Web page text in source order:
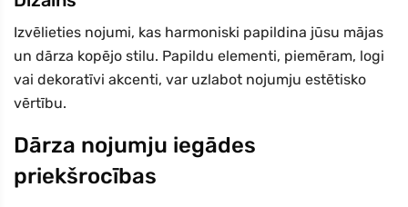
Izvēlieties nojumi, kas harmoniski papildina jūsu mājas
un dārza kopējo stilu. Papildu elementi, piemēram, logi
vai dekoratīvi akcenti, var uzlabot nojumju estētisko
vērtību.
Dārza nojumju iegādes
priekšrocības